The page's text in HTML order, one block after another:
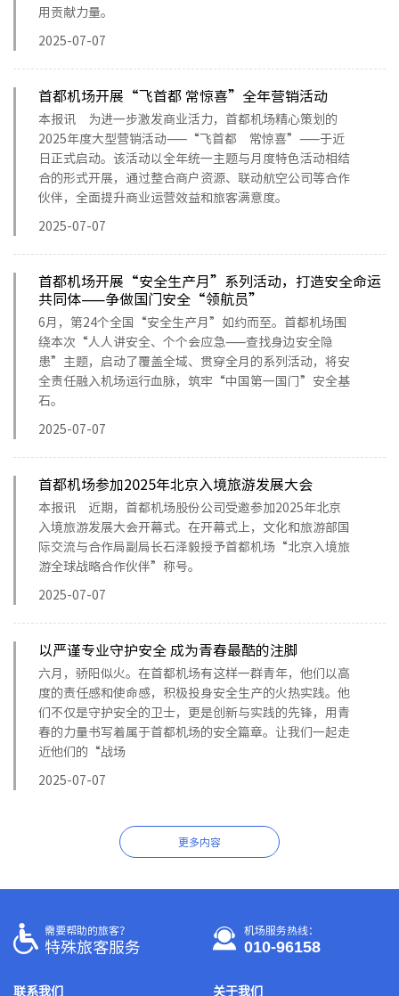
用贡献力量。
2025-07-07
首都机场开展“飞首都 常惊喜”全年营销活动
本报讯 为进一步激发商业活力，首都机场精心策划的
2025年度大型营销活动——“飞首都 常惊喜”——于近
日正式启动。该活动以全年统一主题与月度特色活动相结
合的形式开展，通过整合商户资源、联动航空公司等合作
伙伴，全面提升商业运营效益和旅客满意度。
2025-07-07
首都机场开展“安全生产月”系列活动，打造安全命运
共同体——争做国门安全“领航员”
6月，第24个全国“安全生产月”如约而至。首都机场围
绕本次“人人讲安全、个个会应急——查找身边安全隐
患”主题，启动了覆盖全域、贯穿全月的系列活动，将安
全责任融入机场运行血脉，筑牢“中国第一国门”安全基
石。
2025-07-07
首都机场参加2025年北京入境旅游发展大会
本报讯 近期，首都机场股份公司受邀参加2025年北京
入境旅游发展大会开幕式。在开幕式上，文化和旅游部国
际交流与合作局副局长石泽毅授予首都机场“北京入境旅
游全球战略合作伙伴”称号。
2025-07-07
以严谨专业守护安全 成为青春最酷的注脚
六月，骄阳似火。在首都机场有这样一群青年，他们以高
度的责任感和使命感，积极投身安全生产的火热实践。他
们不仅是守护安全的卫士，更是创新与实践的先锋，用青
春的力量书写着属于首都机场的安全篇章。让我们一起走
近他们的“战场
2025-07-07
更多内容
需要帮助的旅客？
特殊旅客服务
机场服务热线：
010-96158
联系我们 关于我们